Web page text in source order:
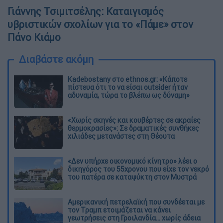
Γιάννης Τσιμιτσέλης: Καταιγισμός
υβριστικών σχολίων για το «Πάμε» στον
Πάνο Κιάμο
Διαβάστε ακόμη
Kadebostany στο ethnos.gr: «Κάποτε
πίστευα ότι το να είσαι outsider ήταν
αδυναμία, τώρα το βλέπω ως δύναμη»
«Χωρίς σκηνές και κουβέρτες σε ακραίες
θερμοκρασίες»: Σε δραματικές συνθήκες
χιλιάδες μετανάστες στη Θέουτα
«Δεν υπήρχε οικονομικό κίνητρο» λέει ο
δικηγόρος του 55χρονου που είχε τον νεκρό
του πατέρα σε καταψύκτη στον Μυστρά
Αμερικανική πετρελαϊκή που συνδέεται με
τον Τραμπ ετοιμάζεται να κάνει
γεωτρήσεις στη Γροιλανδία... χωρίς άδεια